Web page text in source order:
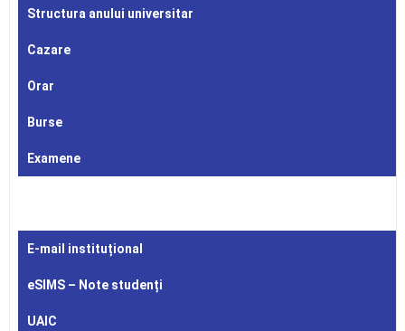
Structura anului universitar
Cazare
Orar
Burse
Examene
E-mail instituțional
eSIMS – Note studenți
UAIC